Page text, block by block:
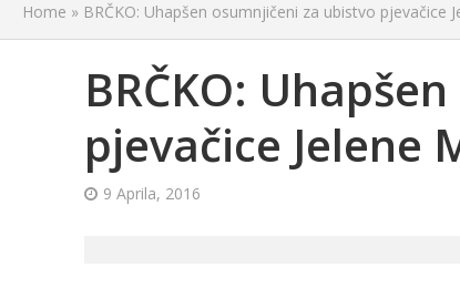
Home » BRČKO: Uhapšen osumnjičeni za ubistvo pjevačice
BRČKO:
pjevačice Jelene
9 Aprila, 2016